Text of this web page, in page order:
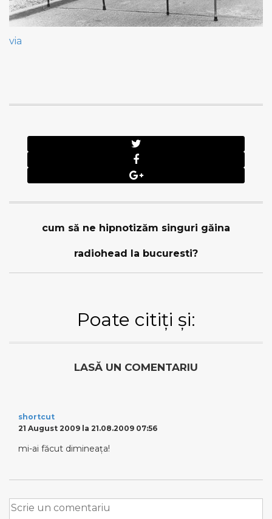
via
cum să ne hipnotizăm singuri găina
radiohead la bucuresti?
Poate citiți și:
LASĂ UN COMENTARIU
shortcut
21 August 2009 la 21.08.2009 07:56
mi-ai făcut dimineaţa!